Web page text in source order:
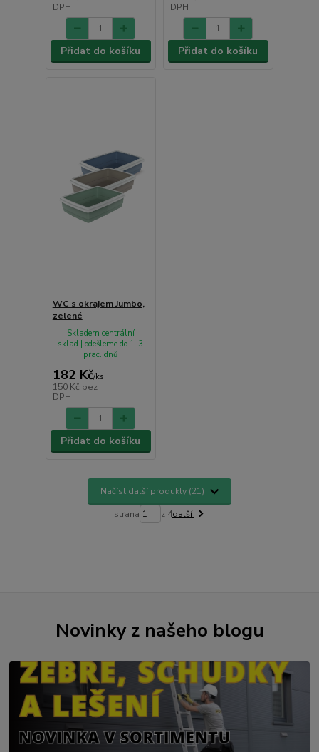
DPH
Přidat do košíku
DPH
Přidat do košíku
WC s okrajem Jumbo,
zelené
182 Kč/ks
150 Kč bez
DPH
Skladem centrální
sklad | odešleme do 1-3
prac. dnů
Přidat do košíku
Načíst další produkty (21)
strana z 4další
Novinky z našeho blogu